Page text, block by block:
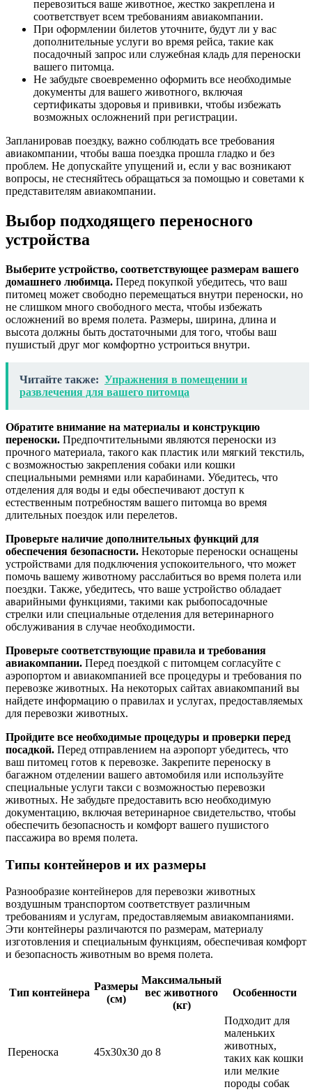
перевозиться ваше животное, жестко закреплена и
соответствует всем требованиям авиакомпании.
При оформлении билетов уточните, будут ли у вас
дополнительные услуги во время рейса, такие как
посадочный запрос или служебная кладь для переноски
вашего питомца.
Не забудьте своевременно оформить все необходимые
документы для вашего животного, включая
сертификаты здоровья и прививки, чтобы избежать
возможных осложнений при регистрации.
Запланировав поездку, важно соблюдать все требования
авиакомпании, чтобы ваша поездка прошла гладко и без
проблем. Не допускайте упущений и, если у вас возникают
вопросы, не стесняйтесь обращаться за помощью и советами к
представителям авиакомпании.
Выбор подходящего переносного
устройства
Выберите устройство, соответствующее размерам вашего
домашнего любимца. Перед покупкой убедитесь, что ваш
питомец может свободно перемещаться внутри переноски, но
не слишком много свободного места, чтобы избежать
осложнений во время полета. Размеры, ширина, длина и
высота должны быть достаточными для того, чтобы ваш
пушистый друг мог комфортно устроиться внутри.
Читайте также: Упражнения в помещении и
развлечения для вашего питомца
Обратите внимание на материалы и конструкцию
переноски. Предпочтительными являются переноски из
прочного материала, такого как пластик или мягкий текстиль,
с возможностью закрепления собаки или кошки
специальными ремнями или карабинами. Убедитесь, что
отделения для воды и еды обеспечивают доступ к
естественным потребностям вашего питомца во время
длительных поездок или перелетов.
Проверьте наличие дополнительных функций для
обеспечения безопасности. Некоторые переноски оснащены
устройствами для подключения успокоительного, что может
помочь вашему животному расслабиться во время полета или
поездки. Также, убедитесь, что ваше устройство обладает
аварийными функциями, такими как рыбопосадочные
стрелки или специальные отделения для ветеринарного
обслуживания в случае необходимости.
Проверьте соответствующие правила и требования
авиакомпании. Перед поездкой с питомцем согласуйте с
аэропортом и авиакомпанией все процедуры и требования по
перевозке животных. На некоторых сайтах авиакомпаний вы
найдете информацию о правилах и услугах, предоставляемых
для перевозки животных.
Пройдите все необходимые процедуры и проверки перед
посадкой. Перед отправлением на аэропорт убедитесь, что
ваш питомец готов к перевозке. Закрепите переноску в
багажном отделении вашего автомобиля или используйте
специальные услуги такси с возможностью перевозки
животных. Не забудьте предоставить всю необходимую
документацию, включая ветеринарное свидетельство, чтобы
обеспечить безопасность и комфорт вашего пушистого
пассажира во время полета.
Типы контейнеров и их размеры
Разнообразие контейнеров для перевозки животных
воздушным транспортом соответствует различным
требованиям и услугам, предоставляемым авиакомпаниями.
Эти контейнеры различаются по размерам, материалу
изготовления и специальным функциям, обеспечивая комфорт
и безопасность животным во время полета.
Тип контейнера
Размеры
(см)
Максимальный
вес животного
(кг)
Особенности
Переноска 45x30x30 до 8
Подходит для
маленьких
животных,
таких как кошки
или мелкие
породы собак